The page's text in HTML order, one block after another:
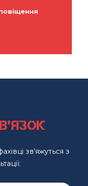
зв’яжуться з